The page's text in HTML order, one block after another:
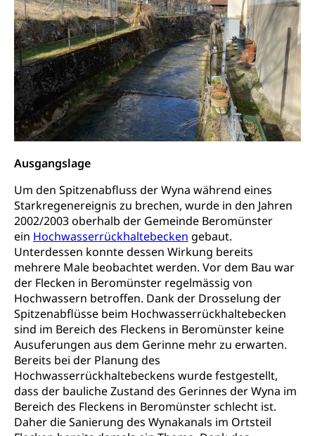
Ausgangslage
Um den Spitzenabfluss der Wyna während eines
Starkregenereignis zu brechen, wurde in den Jahren
2002/2003 oberhalb der Gemeinde Beromünster
ein Hochwasserrückhaltebecken gebaut.
Unterdessen konnte dessen Wirkung bereits
mehrere Male beobachtet werden. Vor dem Bau war
der Flecken in Beromünster regelmässig von
Hochwassern betroffen. Dank der Drosselung der
Spitzenabflüsse beim Hochwasserrückhaltebecken
sind im Bereich des Fleckens in Beromünster keine
Ausuferungen aus dem Gerinne mehr zu erwarten.
Bereits bei der Planung des
Hochwasserrückhaltebeckens wurde festgestellt,
dass der bauliche Zustand des Gerinnes der Wyna im
Bereich des Fleckens in Beromünster schlecht ist.
Daher die Sanierung des Wynakanals im Ortsteil
Kantonsstrassen
Geburt, Heirat, Ehe, Partnerschaft, Tod,
Zivilstandsamt, Zivilstandsregiste
Zivilstandswesen
Adoption
Adoptivkind, Adoptiveltern, Adoptionsvermittlung,
Adoptionsverfahren, elterliche Gewalt, elterliche
Sorge
Adoption
Niederlassungsbewilligung, Aufenthalt,
Niederlassung, Wohnsitz
Amt für Migration
Ausweise und Bescheinigungen
Reisepass, Identitätskarte, Visum, Geburtsurkunde
Jagdausweis, Fischereiausweis
Strafregisterauszug bestellen
Waffen, Sprengstoffe und Pyrotechnik
Reisepass, Identitätskarte
Strassenverkehrsamt (Führerausweis,
Fahrzeugausweis)
Namensänderungen
Einbürgerung
Nationalität, Staatsangehörigkeit,
Staatsbürgerschaft, Bürgerrecht, Erwerb des
Bürgerrechts, Verlust des Bürgerrechts,
Einbürgerungsverfahren
Einbürgerungen
Geburt
Geburtsurkunde, Geburtsschein, Geburtsanzeige
Familienzulagen (WAS Luzern)
Kinder und Jugendliche